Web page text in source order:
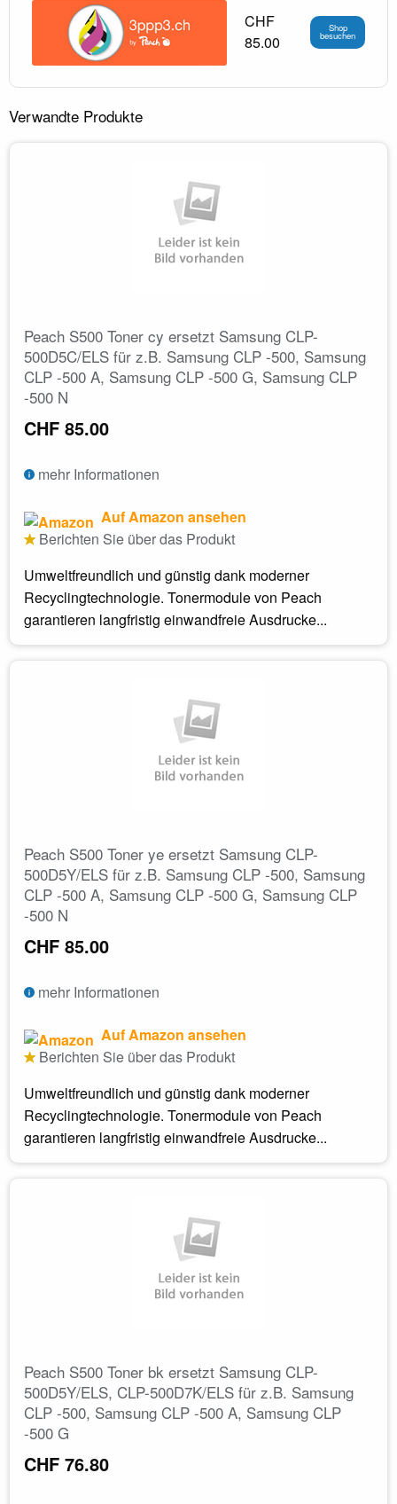
CHF
85.00
Shop
besuchen
Verwandte Produkte
Peach S500 Toner cy ersetzt Samsung CLP-
500D5C/ELS für z.B. Samsung CLP -500, Samsung
CLP -500 A, Samsung CLP -500 G, Samsung CLP
-500 N
CHF 85.00
mehr Informationen
Auf Amazon ansehen
Berichten Sie über das Produkt
Umweltfreundlich und günstig dank moderner
Recyclingtechnologie. Tonermodule von Peach
garantieren langfristig einwandfreie Ausdrucke...
Peach S500 Toner ye ersetzt Samsung CLP-
500D5Y/ELS für z.B. Samsung CLP -500, Samsung
CLP -500 A, Samsung CLP -500 G, Samsung CLP
-500 N
CHF 85.00
mehr Informationen
Auf Amazon ansehen
Berichten Sie über das Produkt
Umweltfreundlich und günstig dank moderner
Recyclingtechnologie. Tonermodule von Peach
garantieren langfristig einwandfreie Ausdrucke...
Peach S500 Toner bk ersetzt Samsung CLP-
500D5Y/ELS, CLP-500D7K/ELS für z.B. Samsung
CLP -500, Samsung CLP -500 A, Samsung CLP
-500 G
CHF 76.80